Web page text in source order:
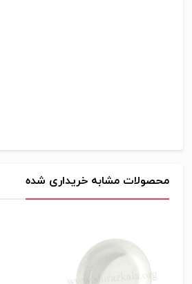
محصولات مشابه خریداری شده